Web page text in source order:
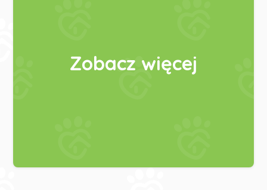
Zobacz więcej